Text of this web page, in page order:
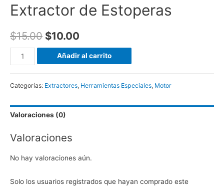
Extractor de Estoperas
$15.00 $10.00
Extractor
de
cantidad
Añadir al carrito
Categorías: Extractores, Herramientas Especiales, Motor
Valoraciones (0)
Valoraciones
No hay valoraciones aún.
Solo los usuarios registrados que hayan comprado este